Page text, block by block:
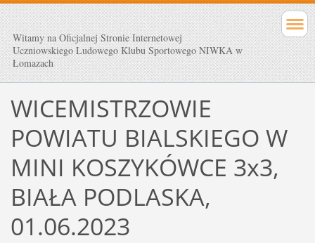
Witamy na Oficjalnej Stronie Internetowej
Uczniowskiego Ludowego Klubu Sportowego NIWKA w
Łomazach
WICEMISTRZOWIE
POWIATU BIALSKIEGO W
MINI KOSZYKÓWCE 3x3,
BIAŁA PODLASKA,
01.06.2023